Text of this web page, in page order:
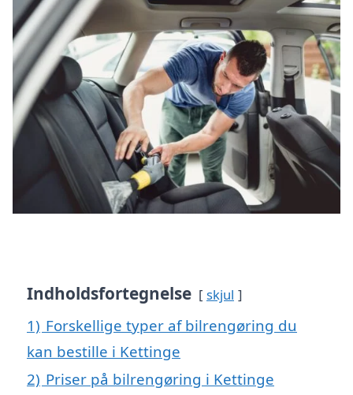
Indholdsfortegnelse skjul
1) Forskellige typer af bilrengøring du
kan bestille i Kettinge
2) Priser på bilrengøring i Kettinge